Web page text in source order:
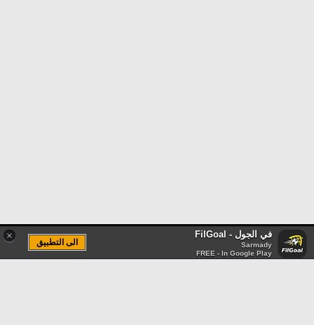
× في الجول - FilGoal
Sarmady
FREE - In Google Play
الى التطبيق